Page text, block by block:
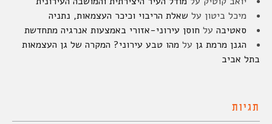
מיכל ביטון על שאלת הריבוי וכיכר העצמאות, נתניה
סאטיבה על חוסן עירוני-אזורי באמצעות אנרגיה מתחדשת
הגנן מרמת גן על מהו טבע עירוני? המקרה של גן העצמאות
בתל אביב
תגיות